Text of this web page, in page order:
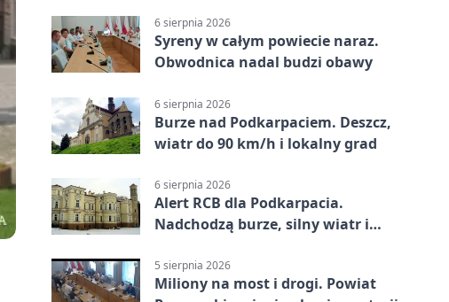
6 sierpnia 2026
Syreny w całym powiecie naraz.
Obwodnica nadal budzi obawy
6 sierpnia 2026
Burze nad Podkarpaciem. Deszcz,
wiatr do 90 km/h i lokalny grad
6 sierpnia 2026
Alert RCB dla Podkarpacia.
Nadchodzą burze, silny wiatr i
5 sierpnia 2026
Miliony na most i drogi. Powiat